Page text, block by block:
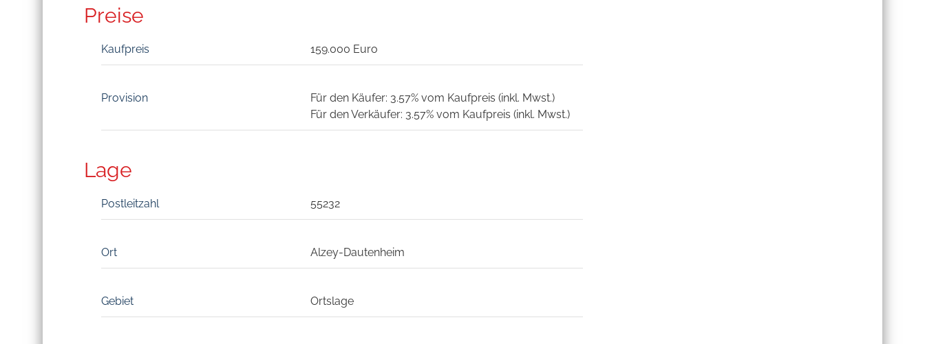
Preise
Kaufpreis 159.000 Euro
Provision
Für den Käufer: 3.57% vom Kaufpreis (inkl. Mwst.)
Für den Verkäufer: 3.57% vom Kaufpreis (inkl. Mwst.)
Lage
Postleitzahl 55232
Ort Alzey-Dautenheim
Gebiet Ortslage